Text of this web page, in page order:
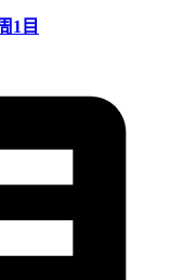
1目